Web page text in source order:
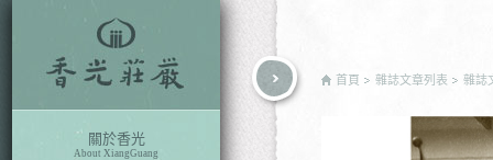
關於香光
About XiangGuang
首頁 雜誌文章列表 雜誌